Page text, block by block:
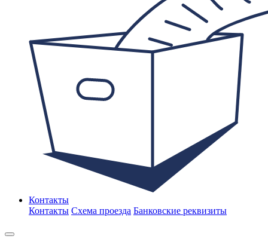
Контакты
Контакты Схема проезда Банковские реквизиты